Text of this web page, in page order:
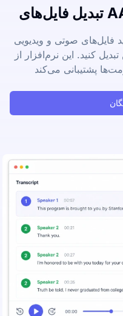
فایل‌های صوتی و ویدیویی
کنید. این نرم‌افزار از